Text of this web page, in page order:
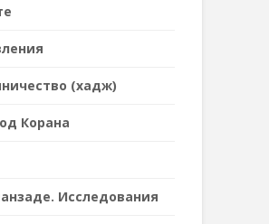
(хадж)
Корана
Исследования